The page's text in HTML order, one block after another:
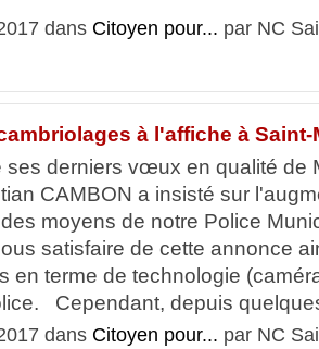
dans Citoyen pour... par NC
à l'affiche à Saint-
ses derniers vœux en qualité de
CAMBON a insisté sur
moyens de notre Police
satisfaire de cette annonce
en terme de technologie
Cependant, depuis
dans Citoyen pour... par NC